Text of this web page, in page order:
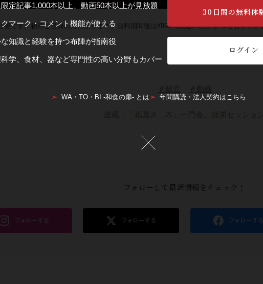
要です。初回ご登録の方に限ります。無料期間後は¥990（税込）/月。いつでもキャン
連載：「祇園さゝ木」一門会、師弟セッショ
フォローして最新情報をチェック！
定記事1,000本以上、動画50本以上が見放題
マーク・コメント機能が使える
知識と経験を持つ布陣が指南役
学、食材、器など専門性の高い分野もカバー
30日間の無料体
ログイン
WA・TO・BI -和食の扉- とは 年間購読・法人契約はこちら